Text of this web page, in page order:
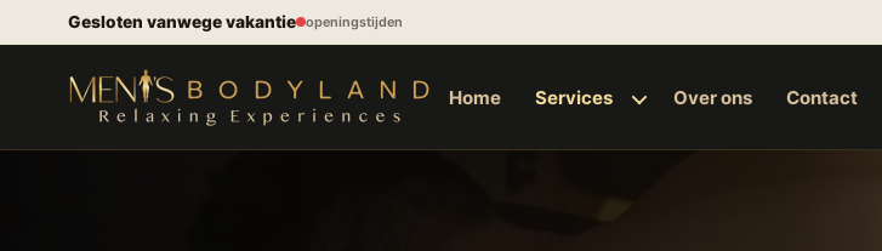
Spring naar inhoud
Gesloten vanwege vakantie openingstijden
Home Services Over ons Contact